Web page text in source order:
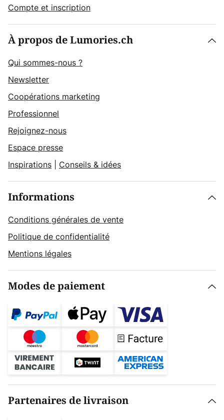
Compte et inscription
À propos de Lumories.ch
Qui sommes-nous ?
Newsletter
Coopérations marketing
Professionnel
Rejoignez-nous
Espace presse
Inspirations
Conseils & idées
Informations
Conditions générales de vente
Politique de confidentialité
Mentions légales
Modes de paiement
Partenaires de livraison